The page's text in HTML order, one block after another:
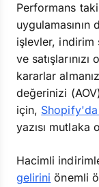
Performans
işlevler, indirim
ve
kararlar
değerinizi
için, Shopify'da
yazısı mutlaka
Hacimli
gelirini önemli